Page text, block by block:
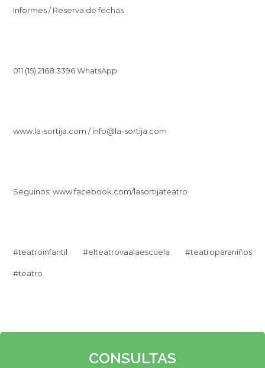
Informes / Reserva de fechas
011 (15) 2168.3396 WhatsApp
www.la-sortija.com / info@la-sortija.com
Seguinos: www.facebook.com/lasortijateatro
‪#‎teatroinfantil ‪#‎elteatrovaalaescuela ‪#‎teatroparaniños
‪#‎teatro
CONSULTAS